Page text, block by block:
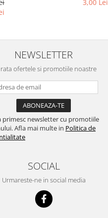
3,00 Lei
NEWSLETTER
ofertele si promotiile noastre
primesc newsletter cu promotiile
Afla mai multe in Politica de
SOCIAL
Urmareste-ne in social media